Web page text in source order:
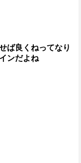
ば良くねってなり
ンだよね